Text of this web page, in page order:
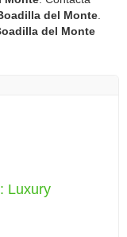
del Monte
del Monte
Luxury